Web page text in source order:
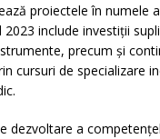
proiectele în numele
include investiții
precum și
cursuri de specializare
dezvoltare a